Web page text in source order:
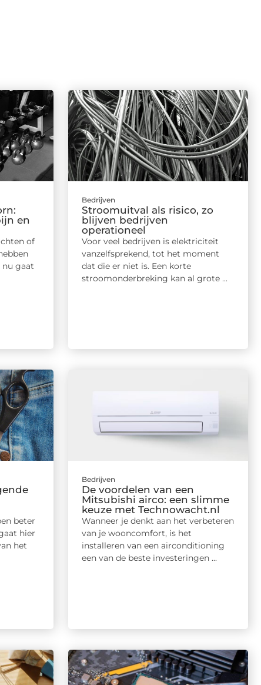
en
of
nu gaat
Bedrijven
Stroomuitval als risico, zo
blijven bedrijven
operationeel
Voor veel bedrijven is elektriciteit
vanzelfsprekend, tot het moment
dat die er niet is. Een korte
stroomonderbreking kan al grote ...
beter
hier
het
Bedrijven
De voordelen van een
Mitsubishi airco: een slimme
keuze met Technowacht.nl
Wanneer je denkt aan het verbeteren
van je wooncomfort, is het
installeren van een airconditioning
een van de beste investeringen ...